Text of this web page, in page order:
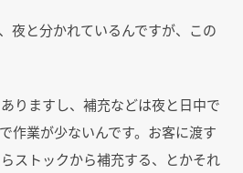
夜と分かれているんですが、この
りますし、補充などは夜と日中で
作業が少ないんです。お客に渡す
ストックから補充する、とかそれ